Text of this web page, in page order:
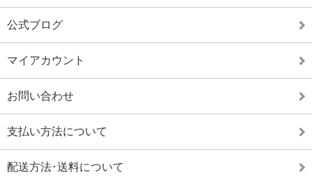
公式ブログ
マイアカウント
お問い合わせ
支払い方法について
配送方法･送料について